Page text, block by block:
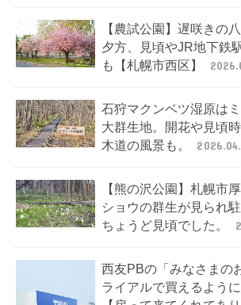
【農試公園】遅咲きの
夕方、見頃やJR地下鉄
も【札幌市西区】
石狩マクンベツ湿原は
大群生地。開花や見頃
木道の風景も。
【熊の沢公園】札幌市
ショウの群生が見られ
ちょうど見頃でした。
西友PBの「みなさまの
ライアルで買えるよう